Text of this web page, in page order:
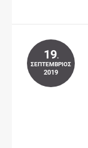
19.
ΣΕΠΤΈΜΒΡΙΟΣ
2019